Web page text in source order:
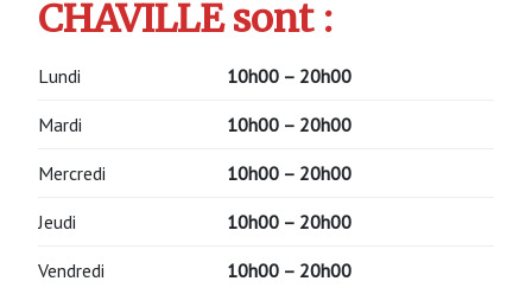
CHAVILLE sont :
Lundi 10h00 – 20h00
Mardi 10h00 – 20h00
Mercredi 10h00 – 20h00
Jeudi 10h00 – 20h00
Vendredi 10h00 – 20h00